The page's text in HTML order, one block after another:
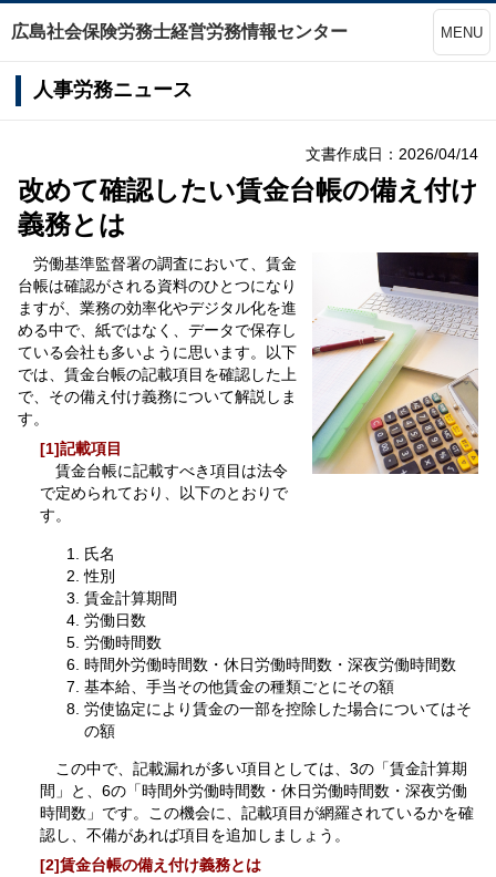
広島社会保険労務士経営労務情報センター MENU
人事労務ニュース
文書作成日：2026/04/14
改めて確認したい賃金台帳の備え付け
義務とは
労働基準監督署の調査において、賃金
台帳は確認がされる資料のひとつになり
ますが、業務の効率化やデジタル化を進
める中で、紙ではなく、データで保存し
ている会社も多いように思います。以下
では、賃金台帳の記載項目を確認した上
で、その備え付け義務について解説しま
す。
[1]記載項目
賃金台帳に記載すべき項目は法令
で定められており、以下のとおりで
す。
氏名
性別
賃金計算期間
労働日数
労働時間数
時間外労働時間数・休日労働時間数・深夜労働時間数
基本給、手当その他賃金の種類ごとにその額
労使協定により賃金の一部を控除した場合についてはそ
の額
この中で、記載漏れが多い項目としては、3の「賃金計算期
間」と、6の「時間外労働時間数・休日労働時間数・深夜労働
時間数」です。この機会に、記載項目が網羅されているかを確
認し、不備があれば項目を追加しましょう。
[2]賃金台帳の備え付け義務とは